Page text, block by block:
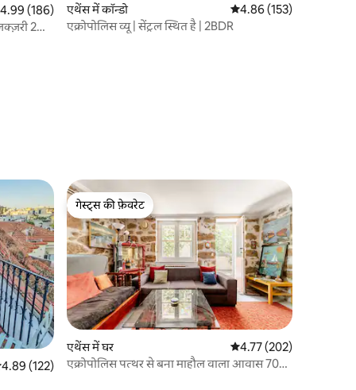
रेटिंग 5 में से 4.99, 186 समीक्षाएँ
4.99 (186)
2
एथेंस में कॉन्डो औसत रेटिंग 5 में से 4.86,
4.86 (153)
एक्रोपोलिस व्यू | सेंट्रल स्थित है | 2BDR
रेटिंग 5 में से 4.89, 122 समीक्षाएँ
4.89 (122)
गेस्ट्स की फ़ेवरेट
गेस्ट्स की फ़ेवरेट
एथेंस में घर औसत रेटिंग 5 में से 4.77,
4.77 (202)
एक्रोपोलिस पत्थर से बना माहौल वाला आवास 70